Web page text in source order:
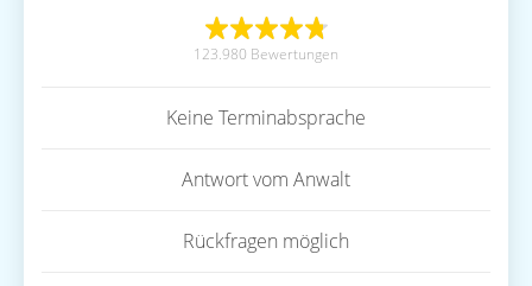
123.980 Bewertungen
Keine Terminabsprache
Antwort vom Anwalt
Rückfragen möglich